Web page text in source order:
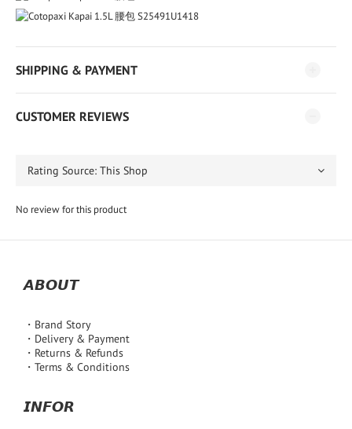
SHIPPING & PAYMENT
CUSTOMER REVIEWS
No review for this product
𝘼𝘽𝙊𝙐𝙏
・Brand Story
・Delivery & Payment
・Returns & Refunds
・Terms & Conditions
𝙄𝙉𝙁𝙊𝙍